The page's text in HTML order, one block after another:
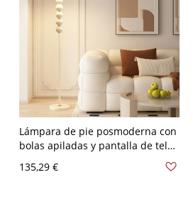
Lámpara de pie posmoderna con
bolas apiladas y pantalla de tela,
luz geométrica para sala de estar
o dormitorio - Negro-blanco
135,29 €